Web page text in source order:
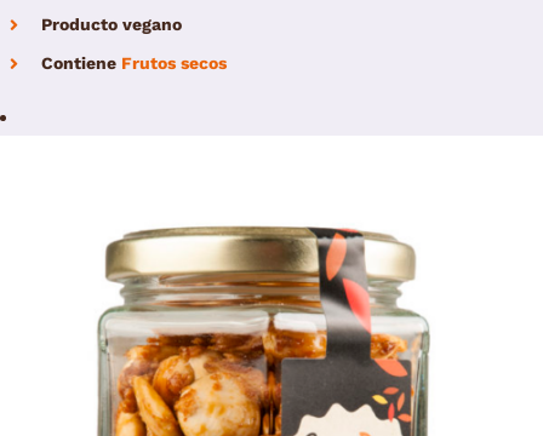
Producto vegano
Contiene Frutos secos
Select options
Details